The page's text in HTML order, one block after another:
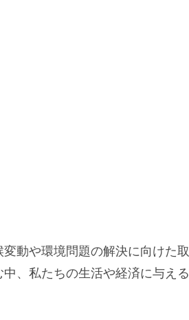
動や環境問題の解決に向けた取
、私たちの生活や経済に与える